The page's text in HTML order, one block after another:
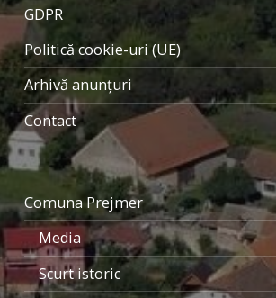
GDPR
Politică cookie-uri (UE)
Arhivă anunțuri
Contact
Comuna Prejmer
Media
Scurt istoric